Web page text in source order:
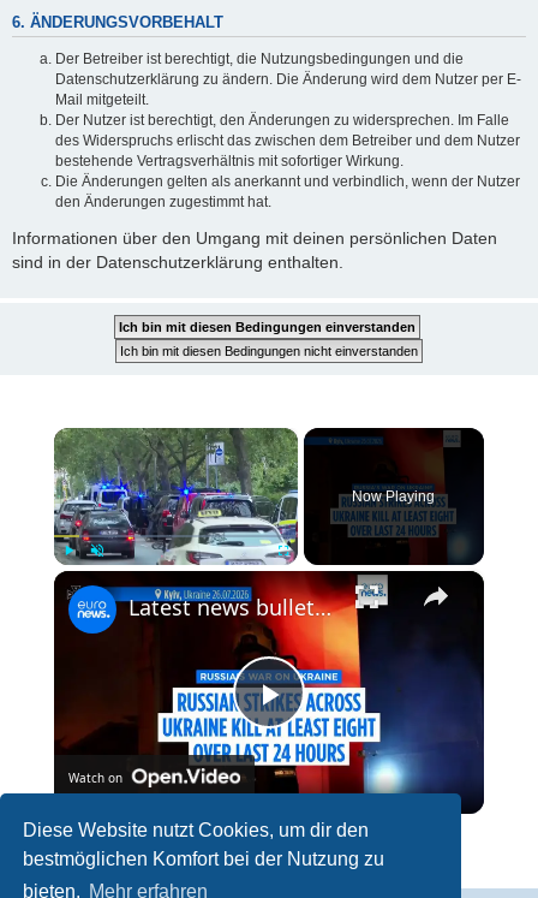
Diese Website nutzt Cookies, um dir den
bestmöglichen Komfort bei der Nutzung zu
bieten. Mehr erfahren
6. ÄNDERUNGSVORBEHALT
Der Betreiber ist berechtigt, die Nutzungsbedingungen und die
Datenschutzerklärung zu ändern. Die Änderung wird dem Nutzer per E-
Mail mitgeteilt.
Der Nutzer ist berechtigt, den Änderungen zu widersprechen. Im Falle
des Widerspruchs erlischt das zwischen dem Betreiber und dem Nutzer
bestehende Vertragsverhältnis mit sofortiger Wirkung.
Die Änderungen gelten als anerkannt und verbindlich, wenn der Nutzer
den Änderungen zugestimmt hat.
Informationen über den Umgang mit deinen persönlichen Daten
sind in der Datenschutzerklärung enthalten.
×
Fullscreen
Now Playing
×
P
l
a
Latest news bulletin | July 27th, 2026 – Morning
Watch on
Latest news bulletin | July 27th, 2026 – Morning